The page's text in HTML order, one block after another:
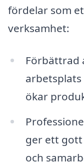
fördelar som
verksamhet:
Förbättrad
ökar
ger ett
och